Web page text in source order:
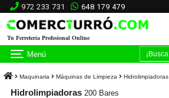
972 233 731 648 179 479
Tu Ferretería Profesional Online
Menú
Maquinaria Máquinas de Limpieza Hidrolimpiadoras
Hidrolimpiadoras 200 Bares